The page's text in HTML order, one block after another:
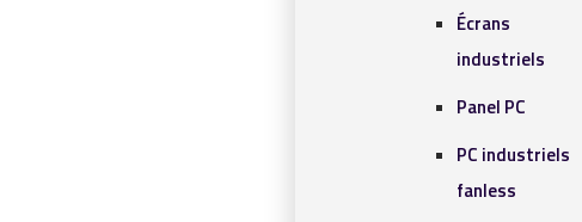
Écrans
industriels
Panel PC
PC industriels
fanless